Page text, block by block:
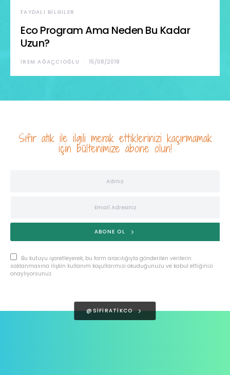
FAYDALI BILGILER
Eco Program Ama Neden Bu Kadar
Uzun?
İREM AĞAÇCIOĞLU 15/08/2018
Sıfır atık ile ilgili merak ettiklerinizi kaçırmamak
için bültenimize abone olun!
ABONE OL
Bu kutuyu işaretleyerek, bu form aracılığıyla gönderilen verilerin
saklanmasına ilişkin kullanım koşullarımızı okuduğunuzu ve kabul ettiğinizi
onaylıyorsunuz.
@SIFIRATIKCO